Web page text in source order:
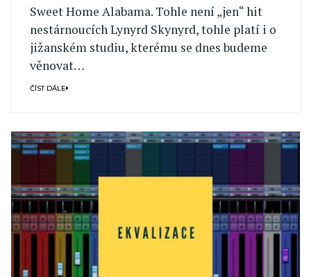
Sweet Home Alabama. Tohle není „jen“ hit
nestárnoucích Lynyrd Skynyrd, tohle platí i o
jižanském studiu, kterému se dnes budeme
věnovat…
ČÍST DÁLE